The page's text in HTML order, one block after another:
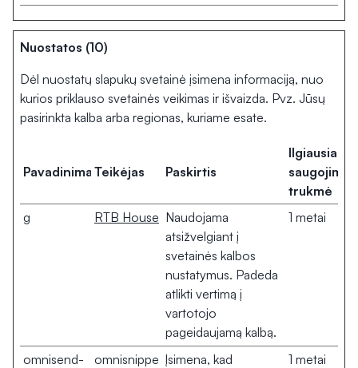
Nuostatos (10)
Dėl nuostatų slapukų svetainė įsimena informaciją, nuo
kurios priklauso svetainės veikimas ir išvaizda. Pvz. Jūsų
pasirinkta kalba arba regionas, kuriame esate.
PavadinimasTeikėjas Paskirtis
Ilgiausia
saugojimo
trukmė
g
RTB House Naudojama
atsižvelgiant į
svetainės kalbos
nustatymus. Padeda
atlikti vertimą į
vartotojo
pageidaujamą kalbą.
1 metai
omnisend-
omnisnippe Įsimena, kad
1 metai